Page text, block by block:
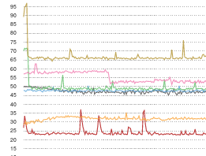
15
20
25
30
35
40
45
50
55
60
65
70
75
80
85
90
95